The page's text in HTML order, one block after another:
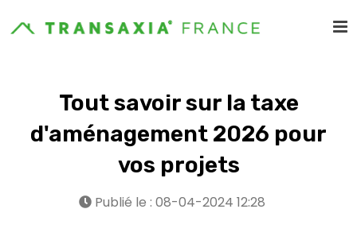
Tout savoir sur la taxe
d'aménagement 2026 pour
vos projets
Publié le : 08-04-2024 12:28